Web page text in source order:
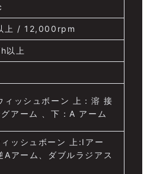
上 / 12,000rpm
以上
ィッシュボーン 上：溶 接
グアーム 、下：A アーム
ィッシュボーン 上:Iアー
Aアーム、ダブルラジアス